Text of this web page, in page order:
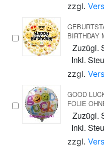
zzgl.
BIRTHDAY
Zuzügl.
Inkl.
zzgl.
GOOD
FOLIE
Zuzügl.
Inkl.
zzgl.